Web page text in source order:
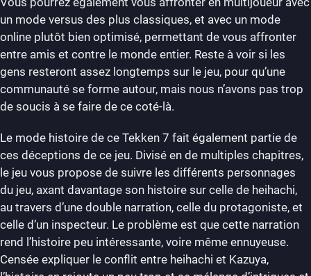
un mode versus des plus classiques, et avec un mode
online plutôt bien optimisé, permettant de vous affronter
entre amis et contre le monde entier. Reste à voir si les
gens resteront assez longtemps sur le jeu, pour qu’une
communauté se forme autour, mais nous n’avons pas trop
de soucis à se faire de ce coté-là.
Le mode histoire de ce Tekken 7 fait également partie de
ces déceptions de ce jeu. Divisé en de multiples chapitres,
le jeu vous propose de suivre les différents personnages
du jeu, axant davantage son histoire sur celle de heihachi,
au travers d’une double narration, celle du protagoniste, et
celle d’un inspecteur. Le problème est que cette narration
rend l’histoire peu intéressante, voire même ennuyeuse.
Censée expliquer le conflit entre heihachi et Kazuya,